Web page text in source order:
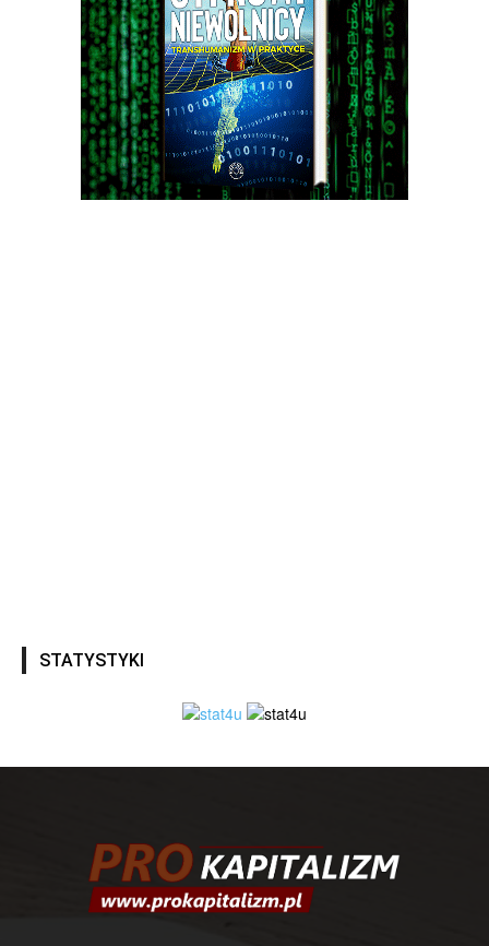
STATYSTYKI